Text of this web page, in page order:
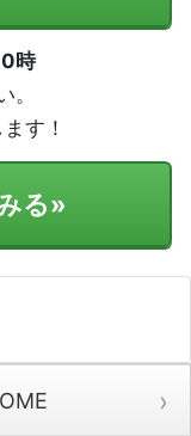
時
。
す！
る»